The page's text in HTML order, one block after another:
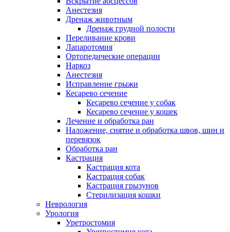
Анестезия
Дренаж животным
Дренаж грудной полости
Переливание крови
Лапаротомия
Ортопедические операции
Наркоз
Анестезия
Исправление грыжи
Кесарево сечение
Кесарево сечение у собак
Кесарево сечение у кошек
Лечение и обработка ран
Наложение, снятие и обработка швов, шин и
перевязок
Обработка ран
Кастрация
Кастрация кота
Кастрация собак
Кастрация грызунов
Стерилизация кошки
Неврология
Урология
Уретростомия